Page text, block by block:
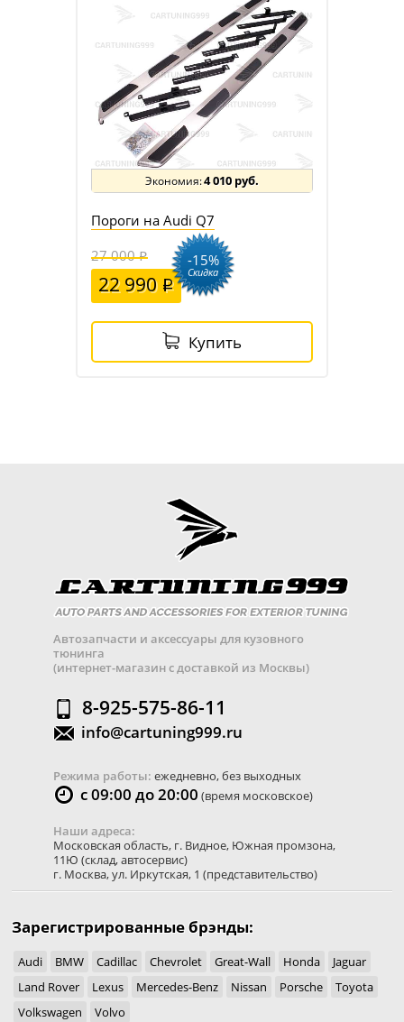
4 010 руб.
Пороги на Audi Q7
27 000
22 990
-15%
Скидка
Купить
Автозапчасти и аксессуары для кузовного
тюнинга
(интернет-магазин с доставкой из Москвы)
8-925-575-86-11
info@cartuning999.ru
Режима работы: ежедневно, без выходных
с 09:00 до 20:00 (время московское)
Наши адреса:
Московская область, г. Видное, Южная промзона,
11Ю (склад, автосервис)
г. Москва,ул. Иркутская, 1 (представительство)
Зарегистрированные брэнды:
Audi BMW Cadillac Chevrolet Great-Wall Honda
Jaguar
Land Rover
Lexus Mercedes-Benz Nissan Porsche
Toyota
Volkswagen
Volvo